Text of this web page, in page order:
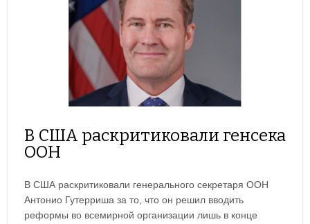
В США раскритиковали генсека
ООН
В США раскритиковали генерального секретаря ООН
Антонио Гутерриша за то, что он решил вводить
реформы во всемирной организации лишь в конце